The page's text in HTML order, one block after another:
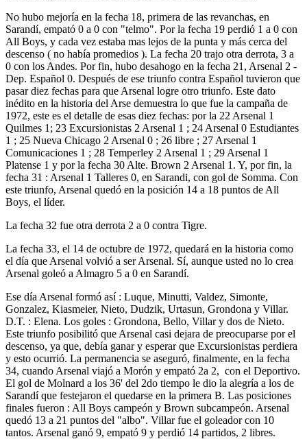
No hubo mejoría en la fecha 18, primera de las revanchas, en
Sarandí, empató 0 a 0 con "telmo". Por la fecha 19 perdió 1 a 0 con
All Boys, y cada vez estaba mas lejos de la punta y más cerca del
descenso ( no había promedios ). La fecha 20 trajo otra derrota, 3 a
0 con los Andes. Por fin, hubo desahogo en la fecha 21, Arsenal 2 -
Dep. Español 0. Después de ese triunfo contra Español tuvieron que
pasar diez fechas para que Arsenal logre otro triunfo. Este dato
inédito en la historia del Arse demuestra lo que fue la campaña de
1972, este es el detalle de esas diez fechas: por la 22 Arsenal 1
Quilmes 1; 23 Excursionistas 2 Arsenal 1 ; 24 Arsenal 0 Estudiantes
1 ; 25 Nueva Chicago 2 Arsenal 0 ; 26 libre ; 27 Arsenal 1
Comunicaciones 1 ; 28 Temperley 2 Arsenal 1 ; 29 Arsenal 1
Platense 1 y por la fecha 30 Alte. Brown 2 Arsenal 1. Y, por fin, la
fecha 31 : Arsenal 1 Talleres 0, en Sarandi, con gol de Somma. Con
este triunfo, Arsenal quedó en la posición 14 a 18 puntos de All
Boys, el líder.
La fecha 32 fue otra derrota 2 a 0 contra Tigre.
La fecha 33, el 14 de octubre de 1972, quedará en la historia como
el día que Arsenal volvió a ser Arsenal. Sí, aunque usted no lo crea
Arsenal goleó a Almagro 5 a 0 en Sarandí.
Ese día Arsenal formó así : Luque, Minutti, Valdez, Simonte,
Gonzalez, Kiasmeier, Nieto, Dudzik, Urtasun, Grondona y Villar.
D.T. : Elena. Los goles : Grondona, Bello, Villar y dos de Nieto.
Este triunfo posibilitó que Arsenal casi dejara de preocuparse por el
descenso, ya que, debía ganar y esperar que Excursionistas perdiera
y esto ocurrió. La permanencia se aseguró, finalmente, en la fecha
34, cuando Arsenal viajó a Morón y empató 2a 2, con el Deportivo.
El gol de Molnard a los 36' del 2do tiempo le dio la alegría a los de
Sarandí que festejaron el quedarse en la primera B. Las posiciones
finales fueron : All Boys campeón y Brown subcampeón. Arsenal
quedó 13 a 21 puntos del "albo". Villar fue el goleador con 10
tantos. Arsenal ganó 9, empató 9 y perdió 14 partidos, 2 libres.